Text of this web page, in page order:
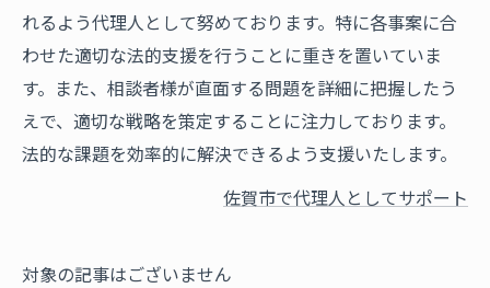
れるよう代理人として努めております。特に各事案に合
わせた適切な法的支援を行うことに重きを置いていま
す。また、相談者様が直面する問題を詳細に把握したう
えで、適切な戦略を策定することに注力しております。
法的な課題を効率的に解決できるよう支援いたします。
佐賀市で代理人としてサポート
対象の記事はございません